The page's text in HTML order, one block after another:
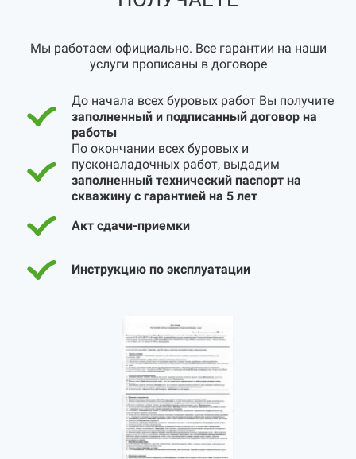
Мы работаем официально. Все гарантии на наши
услуги прописаны в договоре
До начала всех буровых работ Вы получите
заполненный и подписанный договор на
работы
По окончании всех буровых и
пусконаладочных работ, выдадим
заполненный технический паспорт на
скважину с гарантией на 5 лет
Акт сдачи-приемки
Инструкцию по эксплуатации